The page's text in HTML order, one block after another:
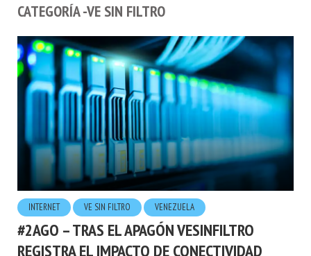
CATEGORÍA -VE SIN FILTRO
INTERNET VE SIN FILTRO VENEZUELA
#2AGO – TRAS EL APAGÓN VESINFILTRO
REGISTRA EL IMPACTO DE CONECTIVIDAD